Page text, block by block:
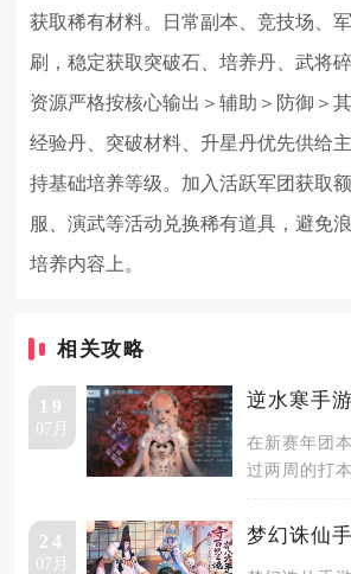
获取稀有材料。日常副本、竞技场、
刷，稳定获取突破石、培养丹、武将
资源严格按核心输出＞辅助＞防御＞
经验丹、突破材料、升星丹优先供给
持基础培养等级。加入活跃军团获取
服、演武等活动兑换稀有道具，避免
培养内容上。
相关攻略
19
07月
在新赛年团
过两周的打
了一些
24
07月